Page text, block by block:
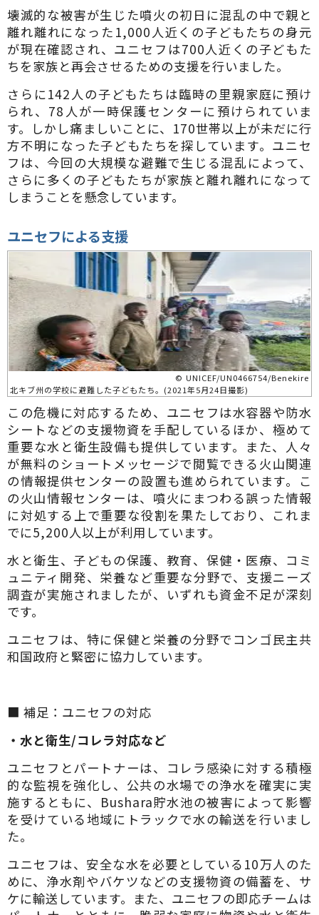
壊滅的な被害が生じた噴火の初日に混乱の中で親と
離れ離れになった1,000人近くの子どもたちの身元
が現在確認され、ユニセフは700人近くの子どもた
ちを家族と再会させるための支援を行いました。
さらに142人の子どもたちは臨時の里親家庭に預け
られ、78人が一時保護センターに預けられていま
す。しかし痛ましいことに、170世帯以上が未だに行
方不明になった子どもたちを探しています。ユニセ
フは、今回の大規模な避難で生じる混乱によって、
さらに多くの子どもたちが家族と離れ離れになって
しまうことを懸念しています。
ユニセフによる支援
© UNICEF/UN0466754/Benekire
北キブ州の学校に避難した子どもたち。(2021年5月24日撮影)
この危機に対応するため、ユニセフは水容器や防水
シートなどの支援物資を手配しているほか、極めて
重要な水と衛生設備も提供しています。また、人々
が無料のショートメッセージで閲覧できる火山関連
の情報提供センターの設置も進められています。こ
の火山情報センターは、噴火にまつわる誤った情報
に対処する上で重要な役割を果たしており、これま
でに5,200人以上が利用しています。
水と衛生、子どもの保護、教育、保健・医療、コミ
ュニティ開発、栄養など重要な分野で、支援ニーズ
調査が実施されましたが、いずれも資金不足が深刻
です。
ユニセフは、特に保健と栄養の分野でコンゴ民主共
和国政府と緊密に協力しています。
■ 補足：ユニセフの対応
・水と衛生/コレラ対応など
ユニセフとパートナーは、コレラ感染に対する積極
的な監視を強化し、公共の水場での浄水を確実に実
施するともに、Bushara貯水池の被害によって影響
を受けている地域にトラックで水の輸送を行いまし
た。
ユニセフは、安全な水を必要としている10万人のた
めに、浄水剤やバケツなどの支援物資の備蓄を、サ
ケに輸送しています。また、ユニセフの即応チームは